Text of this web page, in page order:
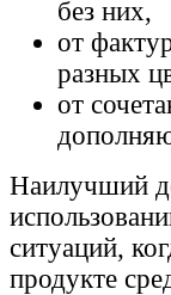
без них,
от
разных
от
Наилучший
ситуаций,
продукте